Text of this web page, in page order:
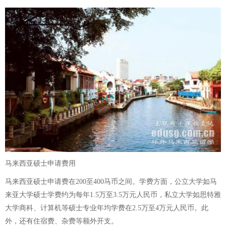
马来西亚硕士申请费用
马来西亚硕士申请费在200至400马币之间。学费方面，公立大学如马
来亚大学硕士学费约为每年1.5万至3.5万元人民币，私立大学如思特雅
大学商科、计算机等硕士专业年均学费在2.5万至4万元人民币。此
外，还有住宿费、杂费等额外开支。